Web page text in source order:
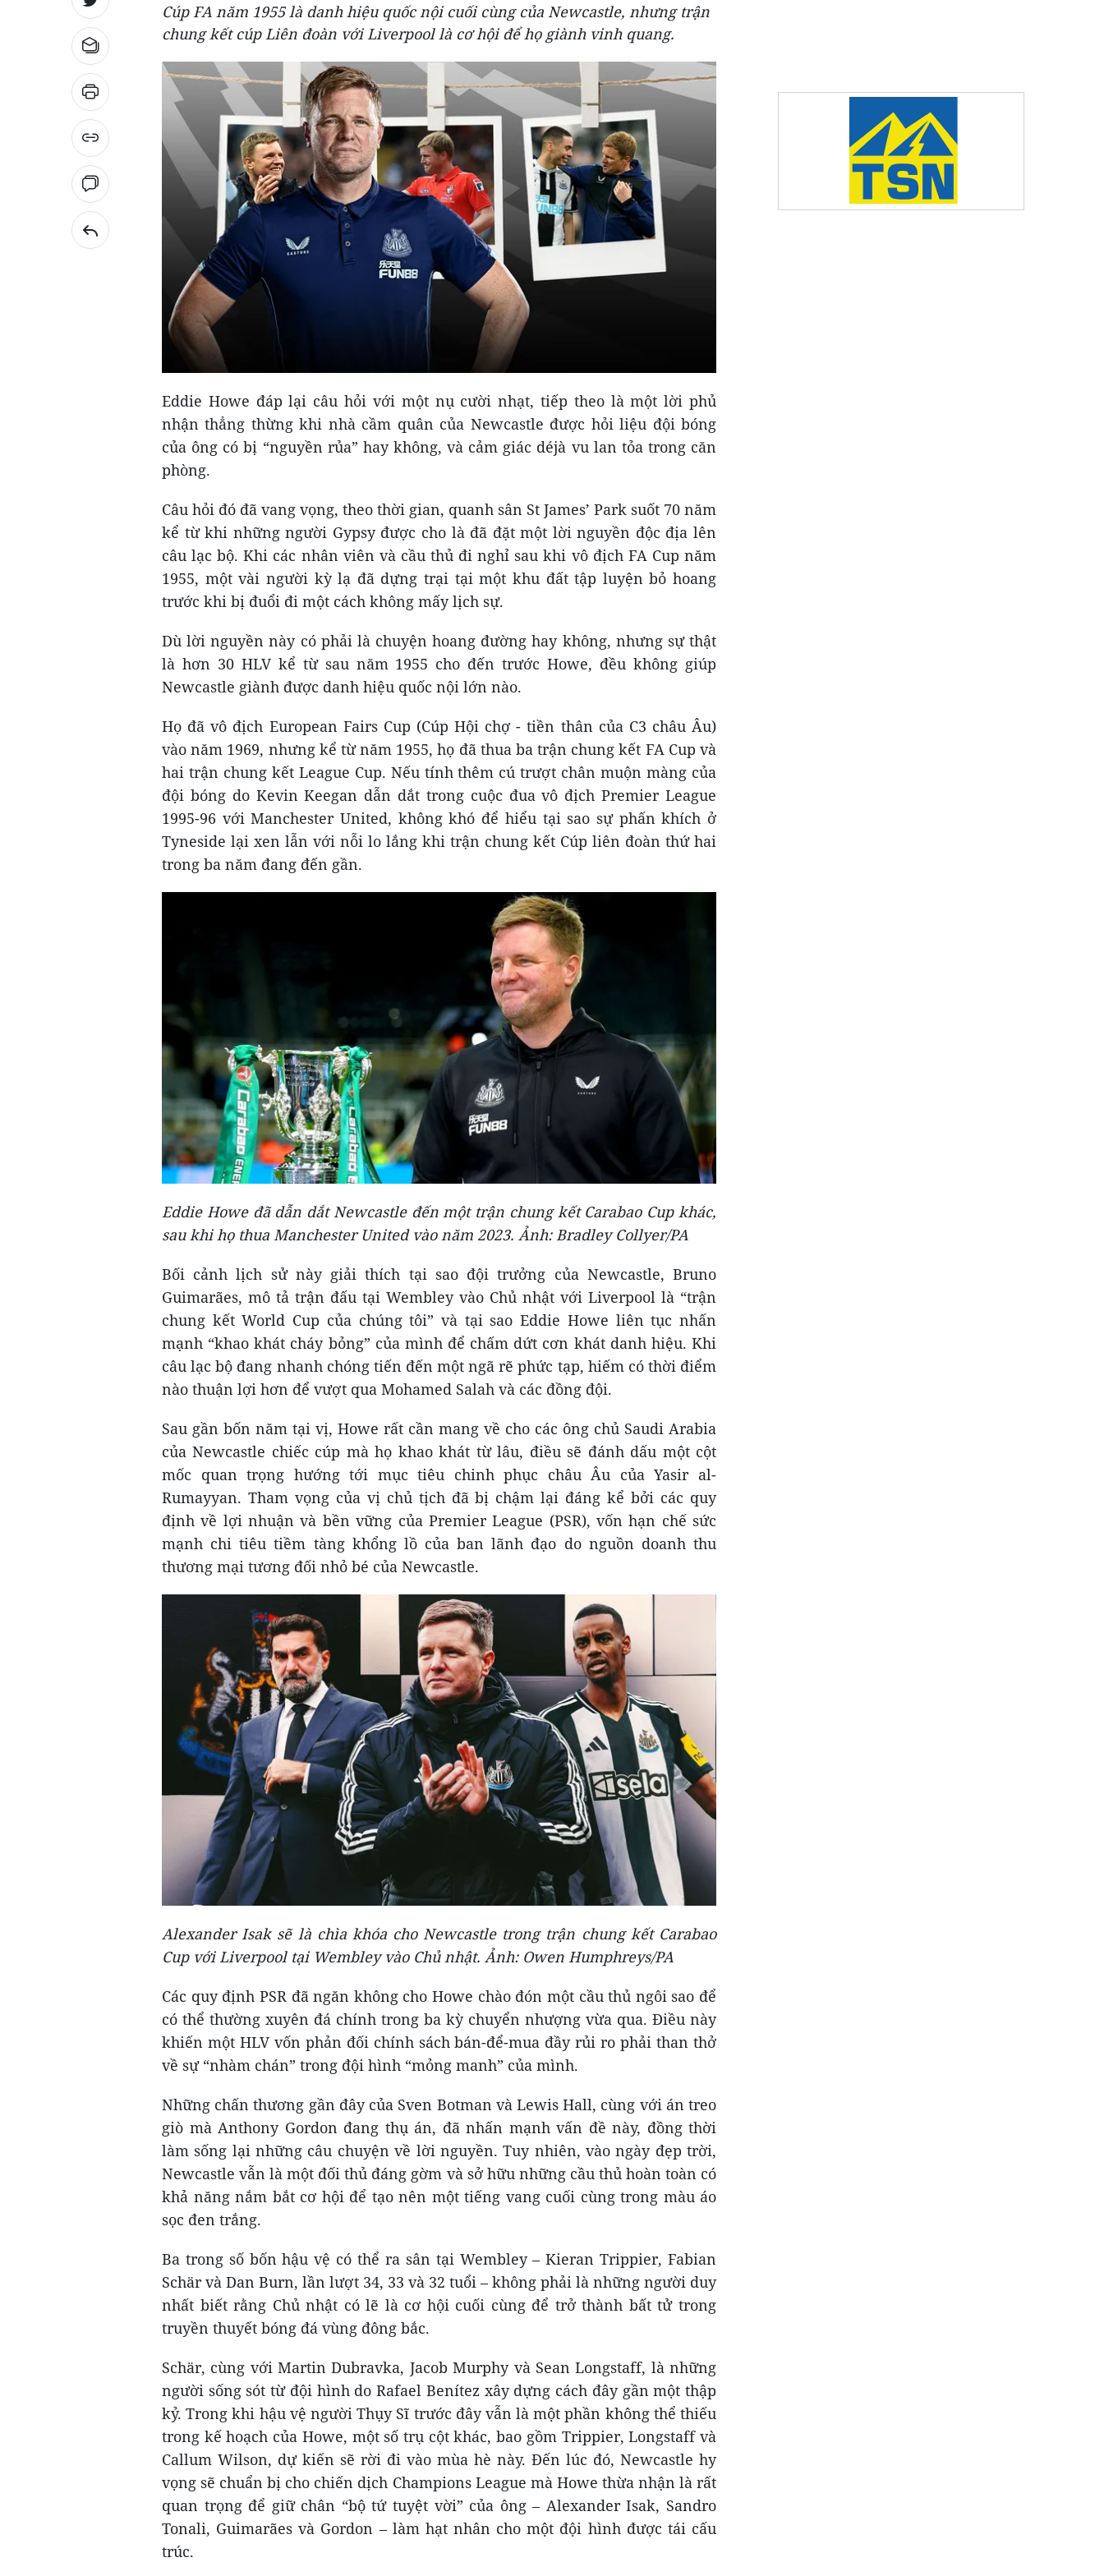
Cúp FA năm 1955 là danh hiệu quốc nội cuối cùng của Newcastle, nhưng trận
chung kết cúp Liên đoàn với Liverpool là cơ hội để họ giành vinh quang.
Eddie Howe đáp lại câu hỏi với một nụ cười nhạt, tiếp theo là một lời phủ
nhận thẳng thừng khi nhà cầm quân của Newcastle được hỏi liệu đội bóng
của ông có bị “nguyền rủa” hay không, và cảm giác déjà vu lan tỏa trong căn
phòng.
Câu hỏi đó đã vang vọng, theo thời gian, quanh sân St James’ Park suốt 70 năm
kể từ khi những người Gypsy được cho là đã đặt một lời nguyền độc địa lên
câu lạc bộ. Khi các nhân viên và cầu thủ đi nghỉ sau khi vô địch FA Cup năm
1955, một vài người kỳ lạ đã dựng trại tại một khu đất tập luyện bỏ hoang
trước khi bị đuổi đi một cách không mấy lịch sự.
Dù lời nguyền này có phải là chuyện hoang đường hay không, nhưng sự thật
là hơn 30 HLV kể từ sau năm 1955 cho đến trước Howe, đều không giúp
Newcastle giành được danh hiệu quốc nội lớn nào.
Họ đã vô địch European Fairs Cup (Cúp Hội chợ - tiền thân của C3 châu Âu)
vào năm 1969, nhưng kể từ năm 1955, họ đã thua ba trận chung kết FA Cup và
hai trận chung kết League Cup. Nếu tính thêm cú trượt chân muộn màng của
đội bóng do Kevin Keegan dẫn dắt trong cuộc đua vô địch Premier League
1995-96 với Manchester United, không khó để hiểu tại sao sự phấn khích ở
Tyneside lại xen lẫn với nỗi lo lắng khi trận chung kết Cúp liên đoàn thứ hai
trong ba năm đang đến gần.
Eddie Howe đã dẫn dắt Newcastle đến một trận chung kết Carabao Cup khác,
sau khi họ thua Manchester United vào năm 2023. Ảnh: Bradley Collyer/PA
Bối cảnh lịch sử này giải thích tại sao đội trưởng của Newcastle, Bruno
Guimarães, mô tả trận đấu tại Wembley vào Chủ nhật với Liverpool là “trận
chung kết World Cup của chúng tôi” và tại sao Eddie Howe liên tục nhấn
mạnh “khao khát cháy bỏng” của mình để chấm dứt cơn khát danh hiệu. Khi
câu lạc bộ đang nhanh chóng tiến đến một ngã rẽ phức tạp, hiếm có thời điểm
nào thuận lợi hơn để vượt qua Mohamed Salah và các đồng đội.
Sau gần bốn năm tại vị, Howe rất cần mang về cho các ông chủ Saudi Arabia
của Newcastle chiếc cúp mà họ khao khát từ lâu, điều sẽ đánh dấu một cột
mốc quan trọng hướng tới mục tiêu chinh phục châu Âu của Yasir al-
Rumayyan. Tham vọng của vị chủ tịch đã bị chậm lại đáng kể bởi các quy
định về lợi nhuận và bền vững của Premier League (PSR), vốn hạn chế sức
mạnh chi tiêu tiềm tàng khổng lồ của ban lãnh đạo do nguồn doanh thu
thương mại tương đối nhỏ bé của Newcastle.
Alexander Isak sẽ là chìa khóa cho Newcastle trong trận chung kết Carabao
Cup với Liverpool tại Wembley vào Chủ nhật. Ảnh: Owen Humphreys/PA
Các quy định PSR đã ngăn không cho Howe chào đón một cầu thủ ngôi sao để
có thể thường xuyên đá chính trong ba kỳ chuyển nhượng vừa qua. Điều này
khiến một HLV vốn phản đối chính sách bán-để-mua đầy rủi ro phải than thở
về sự “nhàm chán” trong đội hình “mỏng manh” của mình.
Những chấn thương gần đây của Sven Botman và Lewis Hall, cùng với án treo
giò mà Anthony Gordon đang thụ án, đã nhấn mạnh vấn đề này, đồng thời
làm sống lại những câu chuyện về lời nguyền. Tuy nhiên, vào ngày đẹp trời,
Newcastle vẫn là một đối thủ đáng gờm và sở hữu những cầu thủ hoàn toàn có
khả năng nắm bắt cơ hội để tạo nên một tiếng vang cuối cùng trong màu áo
sọc đen trắng.
Ba trong số bốn hậu vệ có thể ra sân tại Wembley – Kieran Trippier, Fabian
Schär và Dan Burn, lần lượt 34, 33 và 32 tuổi – không phải là những người duy
nhất biết rằng Chủ nhật có lẽ là cơ hội cuối cùng để trở thành bất tử trong
truyền thuyết bóng đá vùng đông bắc.
Schär, cùng với Martin Dubravka, Jacob Murphy và Sean Longstaff, là những
người sống sót từ đội hình do Rafael Benítez xây dựng cách đây gần một thập
kỷ. Trong khi hậu vệ người Thụy Sĩ trước đây vẫn là một phần không thể thiếu
trong kế hoạch của Howe, một số trụ cột khác, bao gồm Trippier, Longstaff và
Callum Wilson, dự kiến sẽ rời đi vào mùa hè này. Đến lúc đó, Newcastle hy
vọng sẽ chuẩn bị cho chiến dịch Champions League mà Howe thừa nhận là rất
quan trọng để giữ chân “bộ tứ tuyệt vời” của ông – Alexander Isak, Sandro
Tonali, Guimarães và Gordon – làm hạt nhân cho một đội hình được tái cấu
trúc.